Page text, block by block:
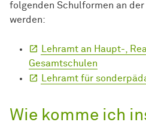
folgenden Schulformen an
werden:
Lehramt an Haupt-,
Gesamtschulen
Lehramt für
Wie komme ich